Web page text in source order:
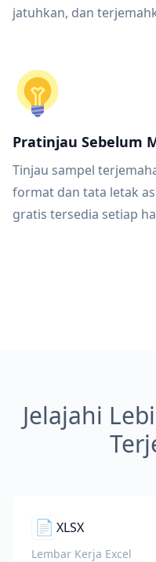
jatuhkan, dan
Pratinjau Sebelum
Tinjau sampel
format dan tata letak
gratis tersedia setiap
Jelajahi
📄 XLSX
Lembar Kerja Excel